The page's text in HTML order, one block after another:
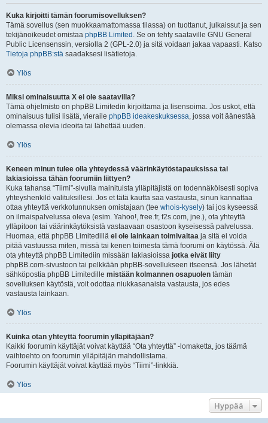
Kuka kirjoitti tämän foorumisovelluksen?
Tämä sovellus (sen muokkaamattomassa tilassa) on tuottanut, julkaissut ja sen
tekijänoikeudet omistaa phpBB Limited . Se on tehty saataville GNU General
Public Licensenssin, versiolla 2 (GPL-2.0) ja sitä voidaan jakaa vapaasti. Katso
Tietoja phpBB:stä saadaksesi lisätietoja.
Ylös
Miksi ominaisuutta X ei ole saatavilla?
Tämä ohjelmisto on phpBB Limitedin kirjoittama ja lisensoima. Jos uskot, että
ominaisuus tulisi lisätä, vieraile phpBB ideakeskuksessa, jossa voit äänestää
olemassa olevia ideoita tai lähettää uuden.
Ylös
Keneen minun tulee olla yhteydessä väärinkäytöstapauksissa tai
lakiasioissa tähän foorumiin liittyen?
Kuka tahansa “Tiimi”-sivulla mainituista ylläpitäjistä on todennäköisesti sopiva
yhteyshenkilö valituksillesi. Jos et tätä kautta saa vastausta, sinun kannattaa
ottaa yhteyttä verkkotunnuksen omistajaan (tee whois-kysely) tai jos kyseessä
on ilmaispalvelussa oleva (esim. Yahoo!, free.fr, f2s.com, jne.), ota yhteyttä
ylläpitoon tai väärinkäytöksistä vastaavaan osastoon kyseisessä palvelussa.
Huomaa, että phpBB Limitedillä ei ole lainkaan toimivaltaa ja sitä ei voida
pitää vastuussa miten, missä tai kenen toimesta tämä foorumi on käytössä. Älä
ota yhteyttä phpBB Limitediin missään lakiasioissa jotka eivät liity
phpBB.com-sivustoon tai pelkkään phpBB-sovellukseen itseensä. Jos lähetät
sähköpostia phpBB Limitedille mistään kolmannen osapuolen tämän
sovelluksen käytöstä, voit odottaa niukkasanaista vastausta, jos edes
vastausta lainkaan.
Ylös
Kuinka otan yhteyttä foorumin ylläpitäjään?
Kaikki foorumin käyttäjät voivat käyttää “Ota yhteyttä” -lomaketta, jos täämä
vaihtoehto on foorumin ylläpitäjän mahdollistama.
Foorumin käyttäjät voivat käyttää myös “Tiimi”-linkkiä.
Ylös
Hyppää